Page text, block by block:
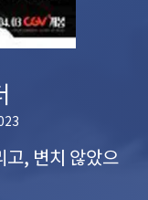
고, 변치 않았으